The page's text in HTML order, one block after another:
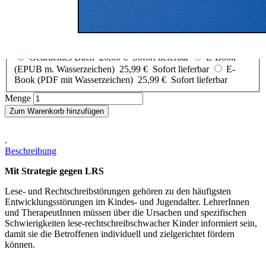
inkl. MwSt.
Gedrucktes Buch 26,00 € Sofort lieferbar
E-Book
(EPUB m. Wasserzeichen) 25,99 € Sofort lieferbar
E-
Book (PDF mit Wasserzeichen) 25,99 € Sofort lieferbar
Menge
Zum Warenkorb hinzufügen
.
Beschreibung
Mit Strategie gegen LRS
Lese- und Rechtschreibstörungen gehören zu den häufigsten
Entwicklungsstörungen im Kindes- und Jugendalter. LehrerInnen
und TherapeutInnen müssen über die Ursachen und spezifischen
Schwierigkeiten lese-rechtschreibschwacher Kinder informiert sein,
damit sie die Betroffenen individuell und zielgerichtet fördern
können.